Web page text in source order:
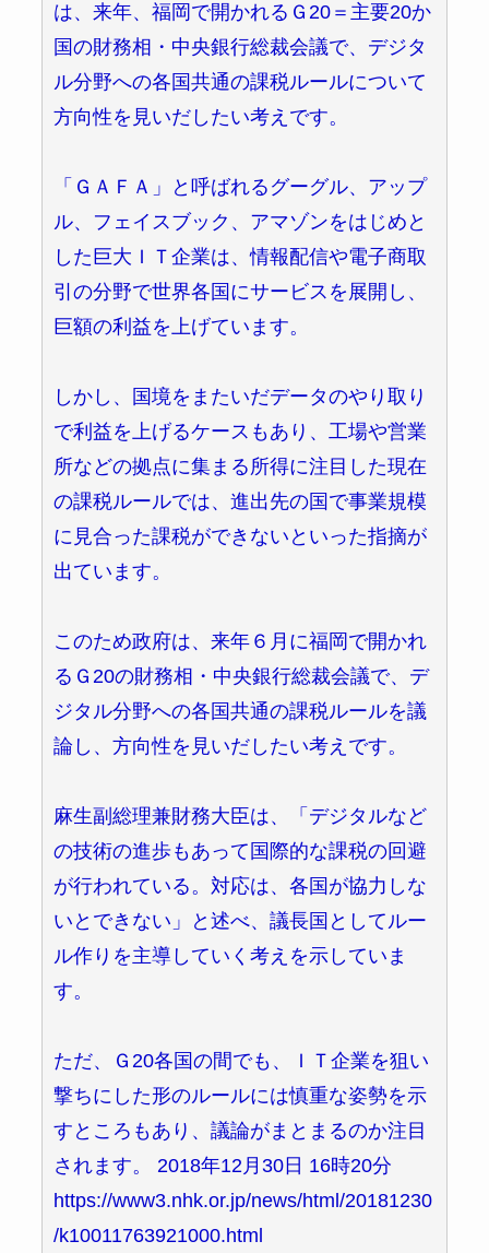
は、来年、福岡で開かれるＧ20＝主要20か
国の財務相・中央銀行総裁会議で、デジタ
ル分野への各国共通の課税ルールについて
方向性を見いだしたい考えです。
「ＧＡＦＡ」と呼ばれるグーグル、アップ
ル、フェイスブック、アマゾンをはじめと
した巨大ＩＴ企業は、情報配信や電子商取
引の分野で世界各国にサービスを展開し、
巨額の利益を上げています。
しかし、国境をまたいだデータのやり取り
で利益を上げるケースもあり、工場や営業
所などの拠点に集まる所得に注目した現在
の課税ルールでは、進出先の国で事業規模
に見合った課税ができないといった指摘が
出ています。
このため政府は、来年６月に福岡で開かれ
るＧ20の財務相・中央銀行総裁会議で、デ
ジタル分野への各国共通の課税ルールを議
論し、方向性を見いだしたい考えです。
麻生副総理兼財務大臣は、「デジタルなど
の技術の進歩もあって国際的な課税の回避
が行われている。対応は、各国が協力しな
いとできない」と述べ、議長国としてルー
ル作りを主導していく考えを示していま
す。
ただ、Ｇ20各国の間でも、ＩＴ企業を狙い
撃ちにした形のルールには慎重な姿勢を示
すところもあり、議論がまとまるのか注目
されます。 2018年12月30日 16時20分
https://www3.nhk.or.jp/news/html/20181230
/k10011763921000.html